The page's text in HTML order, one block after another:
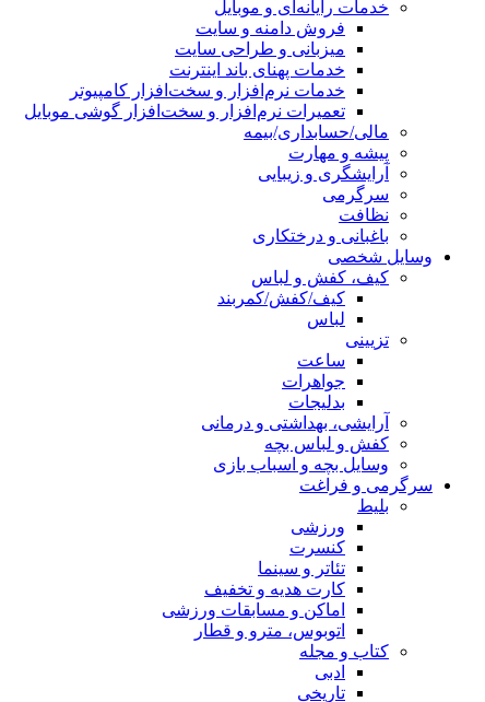
خدمات رایانه‌ای و موبایل
فروش دامنه و سایت
میزبانی و طراحی سایت
خدمات پهنای باند اینترنت
خدمات نرم‌افزار و سخت‌افزار کامپیوتر
تعمیرات نرم‌افزار و سخت‌افزار گوشی موبایل
مالی/حسابداری/بیمه
پیشه و مهارت
آرایشگری و زیبایی
سرگرمی
نظافت
باغبانی و درختکاری
وسایل شخصی
کیف، کفش و لباس
کیف/کفش/کمربند
لباس
تزیینی
ساعت
جواهرات
بدلیجات
آرایشی، بهداشتی و درمانی
کفش و لباس بچه
وسایل بچه و اسباب بازی
سرگرمی و فراغت
بلیط
ورزشی
کنسرت
تئاتر و سینما
کارت هدیه و تخفیف
اماکن و مسابقات ورزشی
اتوبوس، مترو و قطار
کتاب و مجله
ادبی
تاریخی